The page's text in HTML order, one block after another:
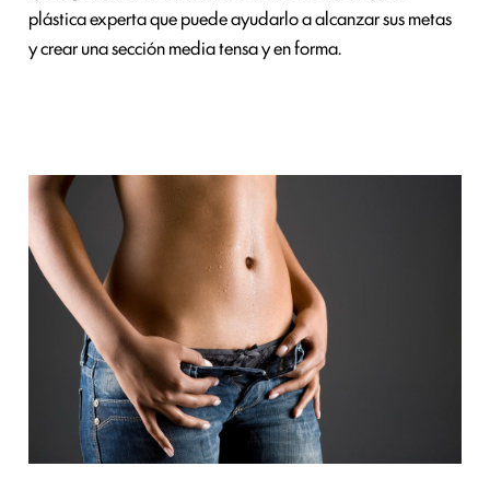
plástica experta que puede ayudarlo a alcanzar sus metas
y crear una sección media tensa y en forma.